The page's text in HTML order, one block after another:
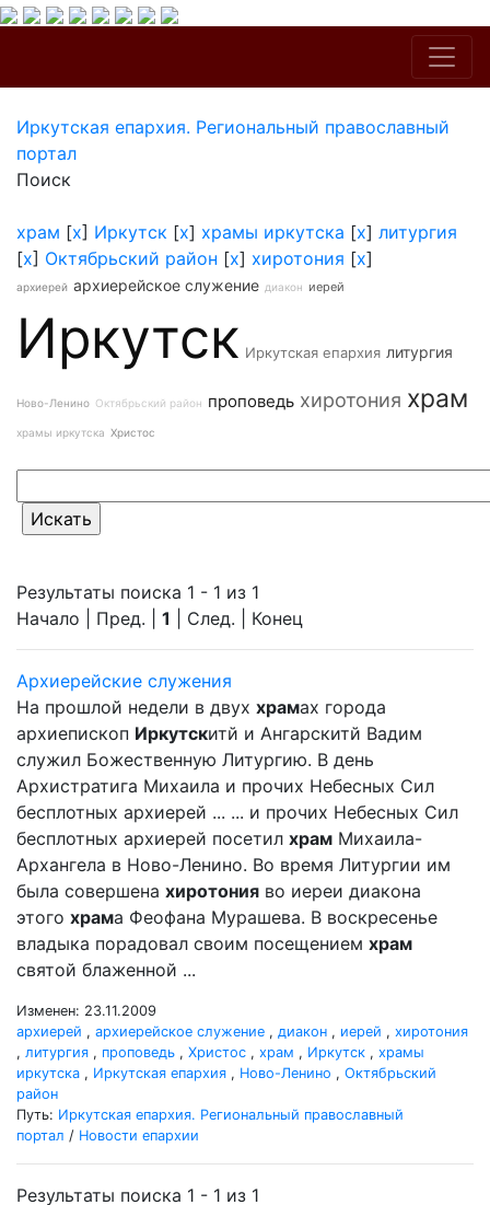
Иркутская епархия. Региональный православный
портал
Поиск
храм [x] Иркутск [x] храмы иркутска [x] литургия
[x] Октябрьский район [x] хиротония [x]
архиерей архиерейское служение диакон иерей
Иркутск Иркутская епархия литургия
Ново-Ленино Октябрьский район проповедь хиротония храм
храмы иркутска Христос
Результаты поиска 1 - 1 из 1
Начало | Пред. | 1 | След. | Конец
Архиерейские служения
На прошлой недели в двух храмах города
архиепископ Иркутскитй и Ангарскитй Вадим
служил Божественную Литургию. В день
Архистратига Михаила и прочих Небесных Сил
бесплотных архиерей ... ... и прочих Небесных Сил
бесплотных архиерей посетил храм Михаила-
Архангела в Ново-Ленино. Во время Литургии им
была совершена хиротония во иереи диакона
этого храма Феофана Мурашева. В воскресенье
владыка порадовал своим посещением храм
святой блаженной ...
Изменен: 23.11.2009
архиерей , архиерейское служение , диакон , иерей , хиротония
, литургия , проповедь , Христос , храм , Иркутск , храмы
иркутска , Иркутская епархия , Ново-Ленино , Октябрьский
район
Путь: Иркутская епархия. Региональный православный
портал / Новости епархии
Результаты поиска 1 - 1 из 1